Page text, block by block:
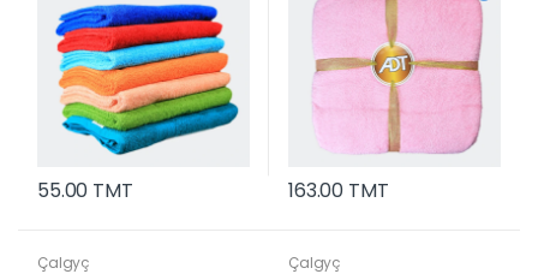
55.00 TMT 163.00 TMT
Çalgyç
Çalgyç